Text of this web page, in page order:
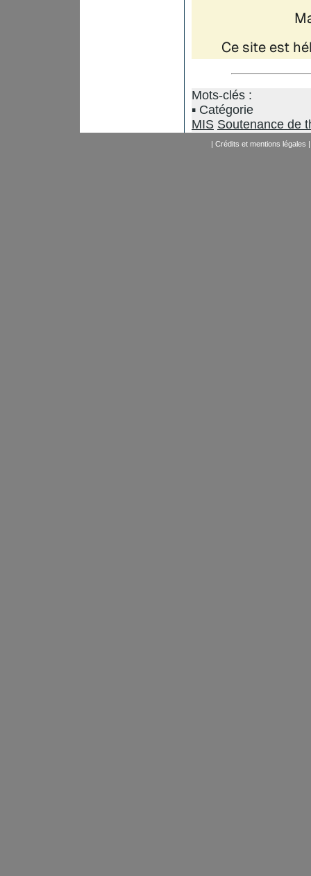
Mots-clés :
Catégorie
MIS Soutenance de
| Crédits et mentions légales